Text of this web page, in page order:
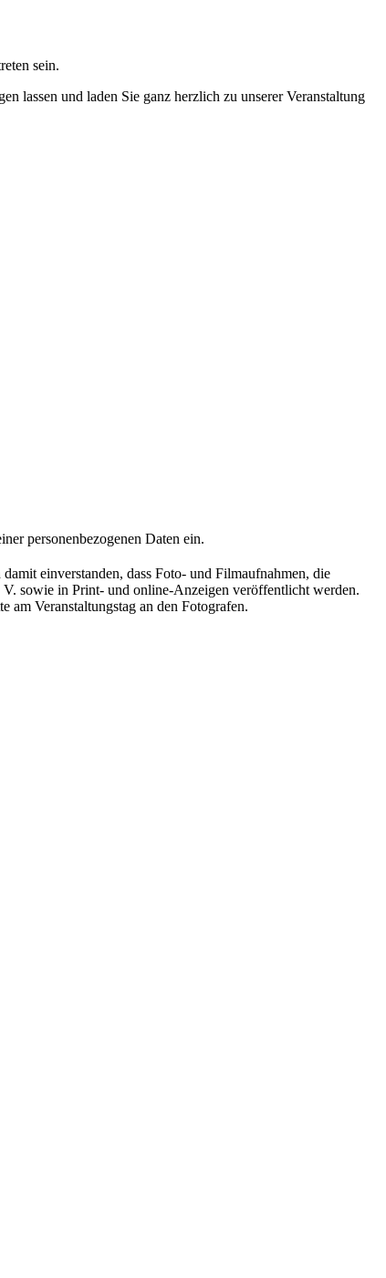
sein.
lassen und laden Sie ganz herzlich zu unserer Veranstaltung
personenbezogenen Daten ein.
einverstanden, dass Foto- und Filmaufnahmen, die
sowie in Print- und online-Anzeigen veröffentlicht werden.
Veranstaltungstag an den Fotografen.